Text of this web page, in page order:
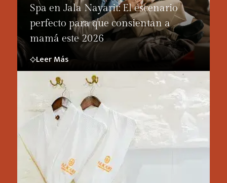
Spa en Jala Nayarit: El escenario
perfecto para que consientan a
mamá este 2026
Leer Más